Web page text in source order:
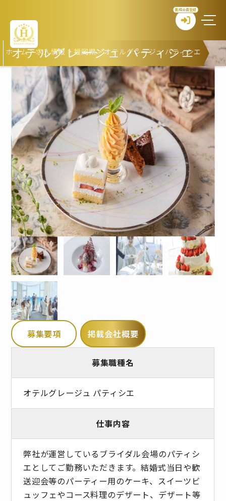
新規会員登録
オテルグレージュ パティシエ
ホーム>求人情報 >福岡県>オテルグレージュ パティシエ
募集要項 掲載会社概要
募集職種名
オテルグレージュ パティシエ
仕事内容
弊社が運営しているブライダル会場のパティシ
エとしてご勤務いただきます。結婚式当日や歓
送迎会等のパーティー用のケーキ、スイーツビ
ュッフェやコース料理のデザート、デザート等